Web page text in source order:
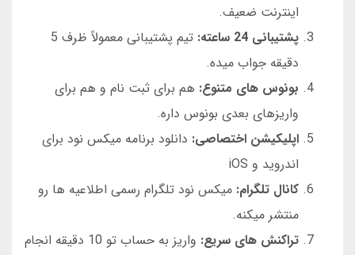
اینترنت ضعیف.
پشتیبانی 24 ساعته:
تیم پشتیبانی معمولاً ظرف 5
دقیقه جواب میده.
بونوس های متنوع: هم برای ثبت نام و هم برای
واریزهای بعدی بونوس داره.
اپلیکیشن اختصاصی: دانلود برنامه میکس نود برای
اندروید و iOS
کانال تلگرام: میکس نود تلگرام رسمی اطلاعیه ها رو
منتشر میکنه.
تراکنش های سریع:
واریز به حساب تو 10 دقیقه انجام